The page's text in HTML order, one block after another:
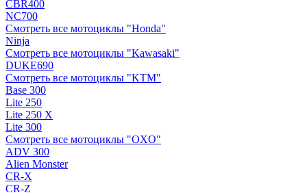
CBR400
NC700
Смотреть все мотоциклы "Honda"
Ninja
Смотреть все мотоциклы "Kawasaki"
DUKE690
Смотреть все мотоциклы "KTM"
Base 300
Lite 250
Lite 250 X
Lite 300
Смотреть все мотоциклы "OXO"
ADV 300
Alien Monster
CR-X
CR-Z